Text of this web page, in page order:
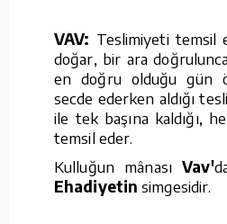
VAV: Teslimiyeti temsil
doğar, bir ara
en doğru olduğu gün
secde ederken aldığı
ile tek başına kaldığı,
temsil eder.
Kulluğun mânasıVav'
Ehadiyetin simgesidir.